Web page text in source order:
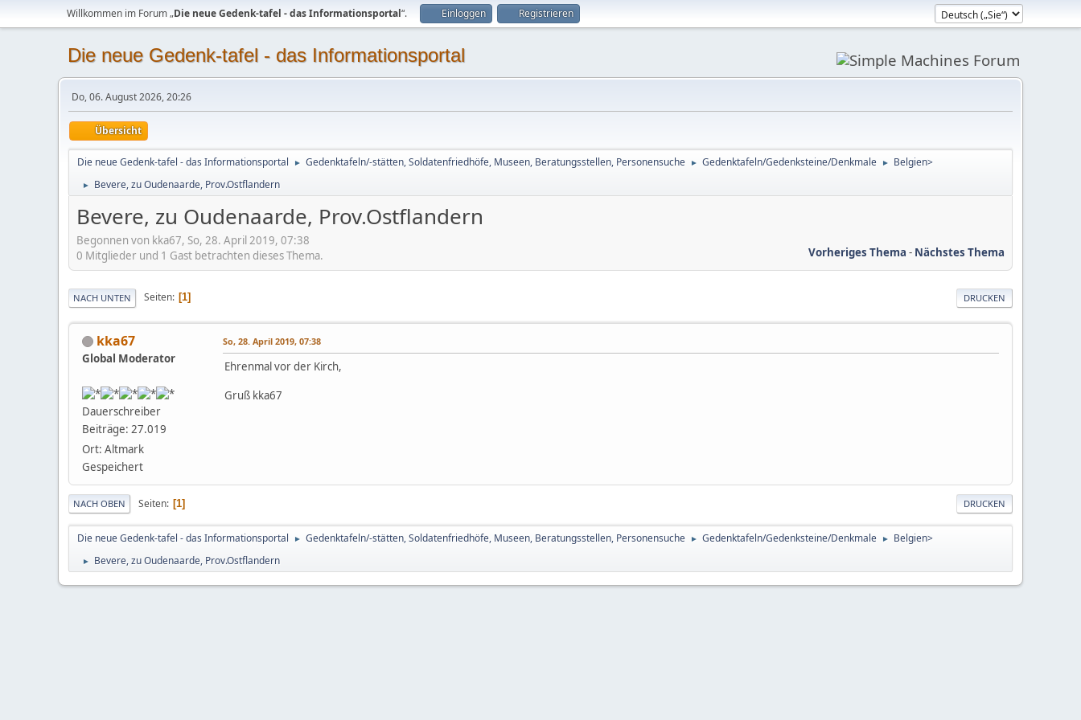
Willkommen im Forum „Die neue Gedenk-tafel - das Informationsportal“. Einloggen Registrieren
Die neue Gedenk-tafel - das Informationsportal
Do, 06. August 2026, 20:26
Übersicht
Die neue Gedenk-tafel - das Informationsportal ► Gedenktafeln/-stätten, Soldatenfriedhöfe, Museen, Beratungsstellen, Personensuche ► Gedenktafeln/Gedenksteine/Denkmale ► Belgien>
► Bevere, zu Oudenaarde, Prov.Ostflandern
Bevere, zu Oudenaarde, Prov.Ostflandern
Begonnen von kka67, So, 28. April 2019, 07:38
Vorheriges Thema - Nächstes Thema
0 Mitglieder und 1 Gast betrachten dieses Thema.
DRUCKEN
NACH UNTEN Seiten 1
kka67
Global Moderator
Dauerschreiber
Beiträge: 27.019
Ort: Altmark
Gespeichert
So, 28. April 2019, 07:38
Ehrenmal vor der Kirch,
Gruß kka67
DRUCKEN
NACH OBEN Seiten 1
Die neue Gedenk-tafel - das Informationsportal ► Gedenktafeln/-stätten, Soldatenfriedhöfe, Museen, Beratungsstellen, Personensuche ► Gedenktafeln/Gedenksteine/Denkmale ► Belgien>
► Bevere, zu Oudenaarde, Prov.Ostflandern